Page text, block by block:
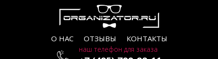
О НАС ОТЗЫВЫ КОНТАКТЫ
наш телефон для заказа